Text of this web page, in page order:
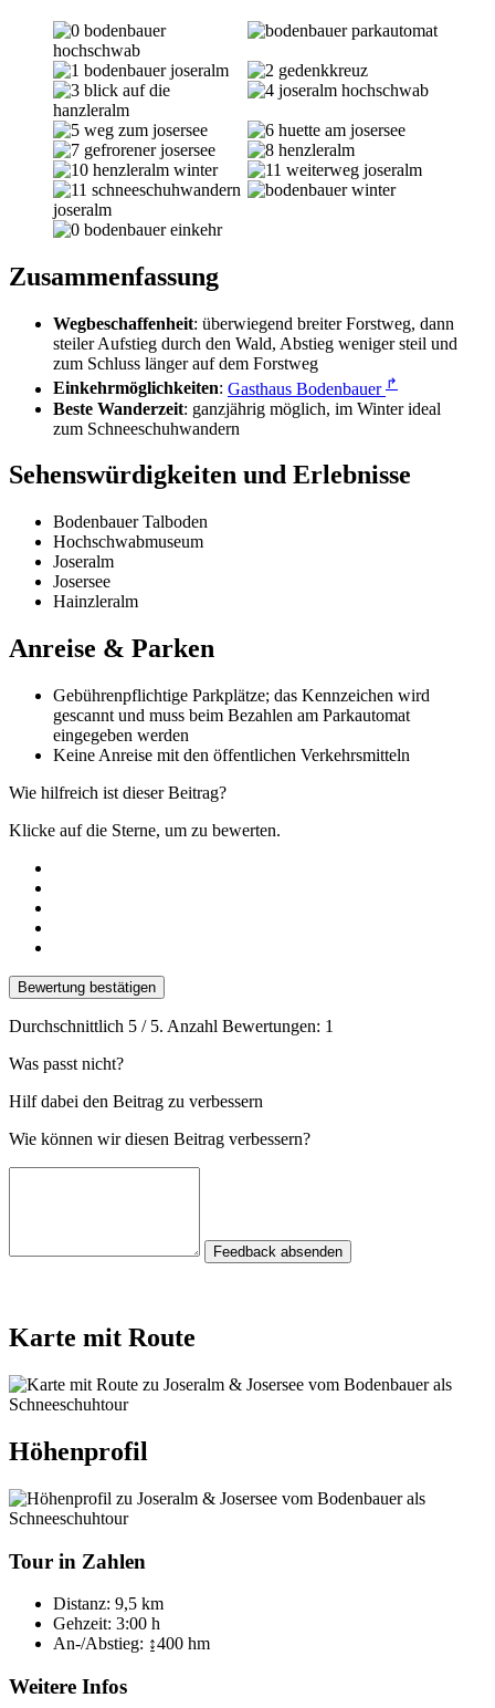
Zusammenfassung
Wegbeschaffenheit: überwiegend breiter Forstweg, dann
steiler Aufstieg durch den Wald, Abstieg weniger steil und
zum Schluss länger auf dem Forstweg
Einkehrmöglichkeiten: Gasthaus Bodenbauer ↱
Beste Wanderzeit: ganzjährig möglich, im Winter ideal
zum Schneeschuhwandern
Sehenswürdigkeiten und Erlebnisse
Bodenbauer Talboden
Hochschwabmuseum
Joseralm
Josersee
Hainzleralm
Anreise & Parken
Gebührenpflichtige Parkplätze; das Kennzeichen wird
gescannt und muss beim Bezahlen am Parkautomat
eingegeben werden
Keine Anreise mit den öffentlichen Verkehrsmitteln
Wie hilfreich ist dieser Beitrag?
Klicke auf die Sterne, um zu bewerten.
Bewertung bestätigen
Durchschnittlich 5 / 5. Anzahl Bewertungen: 1
Was passt nicht?
Hilf dabei den Beitrag zu verbessern
Wie können wir diesen Beitrag verbessern?
Feedback absenden
Karte mit Route
Höhenprofil
Tour in Zahlen
Distanz: 9,5 km
Gehzeit: 3:00 h
An-/Abstieg: ↨400 hm
Weitere Infos